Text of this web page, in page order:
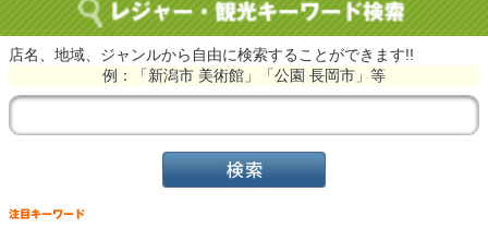
店名、地域、ジャンルから自由に検索することができます!!
例：「新潟市 美術館」「公園 長岡市」等